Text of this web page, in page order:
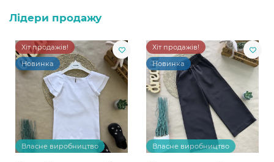
Лідери продажу
Хіт продажів!
Новинка
Власне виробництво
Хіт продажів!
Новинка
Власне виробництво